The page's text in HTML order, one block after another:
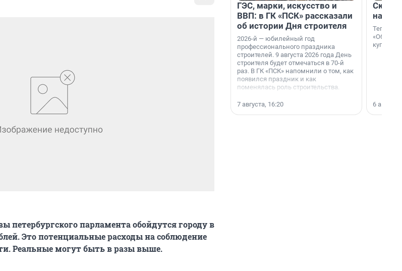
петербургского парламента обойдутся городу в
Это потенциальные расходы на соблюдение
Реальные могут быть в разы выше.
ГЭС, марки, искусство и
ВВП: в ГК «ПСК» рассказали
об истории Дня строителя
2026-й — юбилейный год
профессионального праздника
строителей. 9 августа 2026 года День
строителя будет отмечаться в 70-й
раз. В ГК «ПСК» напомнили о том, как
появился праздник и как
поменялась роль строительства.
7 августа, 16:20
на
Теперь
купить
6